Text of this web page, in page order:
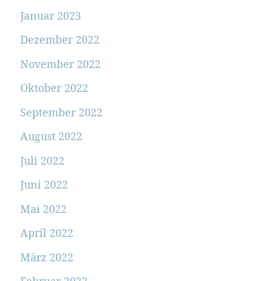
Januar 2023
Dezember 2022
November 2022
Oktober 2022
September 2022
August 2022
Juli 2022
Juni 2022
Mai 2022
April 2022
März 2022